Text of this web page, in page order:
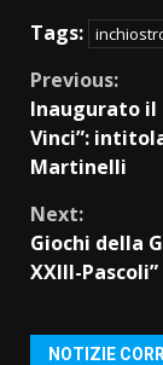
Tags:
Continue
Reading
Previous:
Inaugurato il
Vinci”:
Martinelli
Next:
Giochi della
XXIII-Pascoli”
NOTIZIE